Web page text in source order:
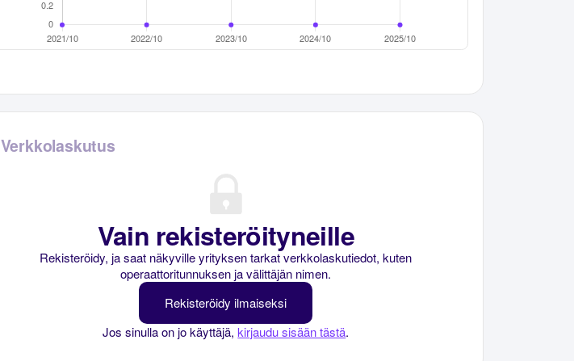
Verkkolaskutus
Vain rekisteröityneille
Rekisteröidy, ja saat näkyville yrityksen tarkat verkkolaskutiedot, kuten
operaattoritunnuksen ja välittäjän nimen.
Rekisteröidy ilmaiseksi
Jos sinulla on jo käyttäjä,kirjaudu sisään tästä.